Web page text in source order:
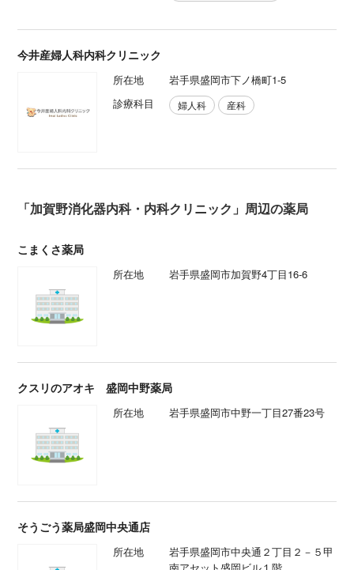
今井産婦人科内科クリニック
所在地
岩手県盛岡市下ノ橋町1-5
診療科目
婦人科 産科
「加賀野消化器内科・内科クリニック」周辺の薬局
こまくさ薬局
所在地 岩手県盛岡市加賀野4丁目16-6
クスリのアオキ 盛岡中野薬局
所在地 岩手県盛岡市中野一丁目27番23号
そうごう薬局盛岡中央通店
所在地
岩手県盛岡市中央通２丁目２－５甲